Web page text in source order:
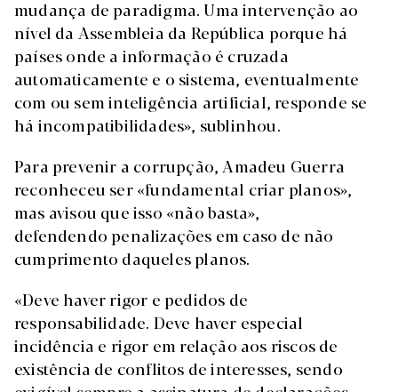
mudança de paradigma. Uma intervenção ao
nível da Assembleia da República porque há
países onde a informação é cruzada
automaticamente e o sistema, eventualmente
com ou sem inteligência artificial, responde se
há incompatibilidades», sublinhou.
Para prevenir a corrupção, Amadeu Guerra
reconheceu ser «fundamental criar planos»,
mas avisou que isso «não basta»,
defendendo penalizações em caso de não
cumprimento daqueles planos.
«Deve haver rigor e pedidos de
responsabilidade. Deve haver especial
incidência e rigor em relação aos riscos de
existência de conflitos de interesses, sendo